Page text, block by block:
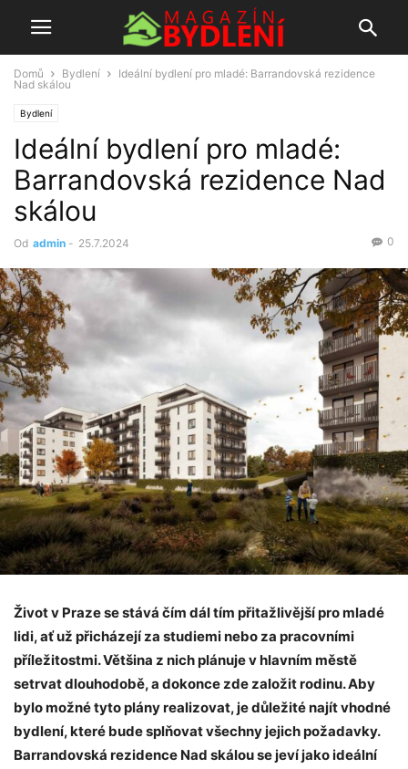
Domů Bydlení
Ideální bydlení pro mladé: Barrandovská rezidence
Nad skálou
Bydlení
Ideální bydlení pro mladé:
Barrandovská rezidence Nad
skálou
Od admin - 25.7.2024 0
Život v Praze se stává čím dál tím přitažlivější pro mladé
lidi, ať už přicházejí za studiemi nebo za pracovními
příležitostmi. Většina z nich plánuje v hlavním městě
setrvat dlouhodobě, a dokonce zde založit rodinu. Aby
bylo možné tyto plány realizovat, je důležité najít vhodné
bydlení, které bude splňovat všechny jejich požadavky.
Barrandovská rezidence Nad skálou se jeví jako ideální